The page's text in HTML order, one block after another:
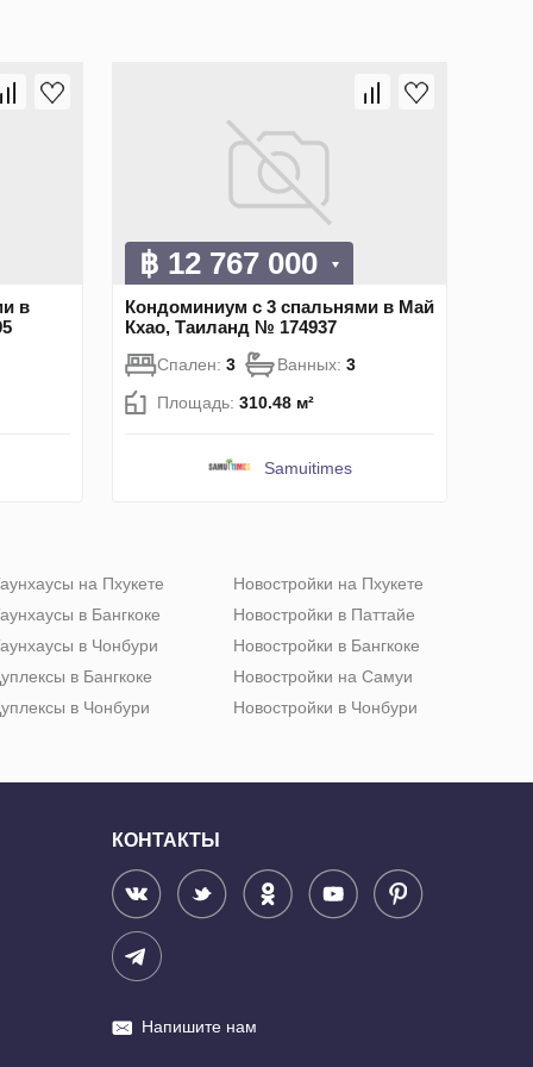
в
฿ 12 767 000
Кондоминиум с 3 спальнями в Май
Кхао, Таиланд № 174937
Спален: 3 Ванных: 3
Площадь: 310.48 м²
Samuitimes
на Пхукете
в Бангкоке
в Чонбури
в Бангкоке
в Чонбури
Новостройки на Пхукете
Новостройки в Паттайе
Новостройки в Бангкоке
Новостройки на Самуи
Новостройки в Чонбури
КОНТАКТЫ
Напишите нам